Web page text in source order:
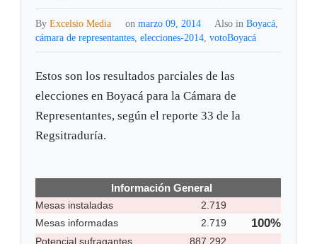
ByExcelsio Media on marzo 09, 2014 Also in Boyacá,
cámara de representantes,elecciones-2014,votoBoyacá
Estos son los resultados parciales de las
elecciones en Boyacá para la Cámara de
Representantes, según el reporte 33 de la
Regsitraduría.
Información General
Mesas instaladas
2.719
Mesas informadas
2.719 100%
Potencial sufragantes
887.292